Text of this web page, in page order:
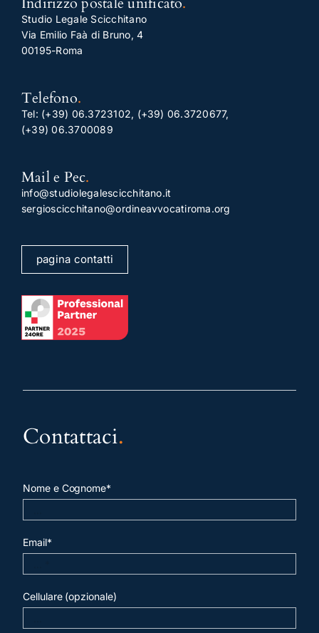
Studio Legale Scicchitano
Via Emilio Faà di Bruno, 4
00195-Roma
Telefono.
Tel: (+39) 06.3723102, (+39) 06.3720677,
(+39) 06.3700089
Mail e Pec.
info@studiolegalescicchitano.it
sergioscicchitano@ordineavvocatiroma.org
pagina contatti
Contattaci.
Nome e Cognome*
Email*
Cellulare (opzionale)